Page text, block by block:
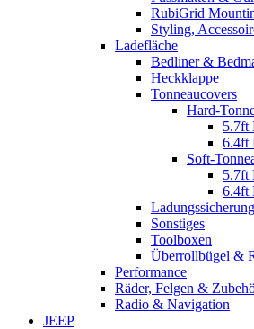
RubiGrid
Styling,
Ladefläche
Bedliner &
Heckklappe
Tonneaucovers
Hard-
5.7ft
6.4ft
Soft-
5.7ft
6.4ft
Ladungssicherung
Sonstiges
Toolboxen
Überrollbügel &
Performance
Räder, Felgen &
Radio & Navigation
JEEP